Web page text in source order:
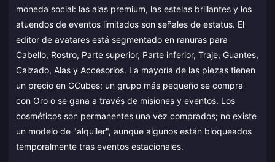
moneda social: las alas premium, las estelas brillantes y los
atuendos de eventos limitados son señales de estatus. El
editor de avatares está segmentado en ranuras para
Cabello, Rostro, Parte superior, Parte inferior, Traje, Guantes,
Calzado, Alas y Accesorios. La mayoría de las piezas tienen
un precio en GCubes; un grupo más pequeño se compra
con Oro o se gana a través de misiones y eventos. Los
cosméticos son permanentes una vez comprados; no existe
un modelo de "alquiler", aunque algunos están bloqueados
temporalmente tras eventos estacionales.